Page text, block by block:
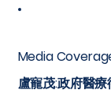
Media
盧寵茂:政府醫療